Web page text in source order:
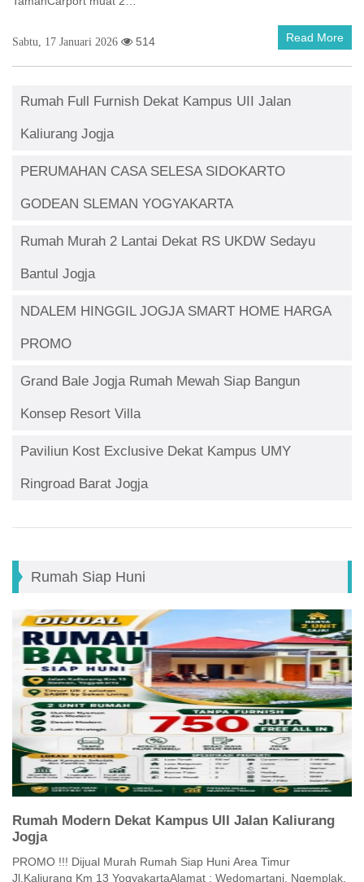
Sabtu, 17 Januari 2026 514 Read More
Rumah Full Furnish Dekat Kampus UII Jalan
Kaliurang Jogja
PERUMAHAN CASA SELESA SIDOKARTO
GODEAN SLEMAN YOGYAKARTA
Rumah Murah 2 Lantai Dekat RS UKDW Sedayu
Bantul Jogja
NDALEM HINGGIL JOGJA SMART HOME HARGA
PROMO
Grand Bale Jogja Rumah Mewah Siap Bangun
Konsep Resort Villa
Paviliun Kost Exclusive Dekat Kampus UMY
Ringroad Barat Jogja
Rumah Siap Huni
Rumah Modern Dekat Kampus UII Jalan Kaliurang
Jogja
PROMO !!! Dijual Murah Rumah Siap Huni Area Timur
Jl.Kaliurang Km 13 YogyakartaAlamat : Wedomartani, Ngemplak,